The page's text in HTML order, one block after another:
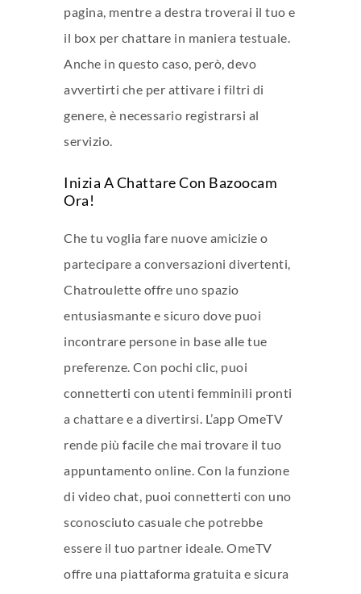
pagina, mentre a destra troverai il tuo e
il box per chattare in maniera testuale.
Anche in questo caso, però, devo
avvertirti che per attivare i filtri di
genere, è necessario registrarsi al
servizio.
Inizia A Chattare Con Bazoocam
Ora!
Che tu voglia fare nuove amicizie o
partecipare a conversazioni divertenti,
Chatroulette offre uno spazio
entusiasmante e sicuro dove puoi
incontrare persone in base alle tue
preferenze. Con pochi clic, puoi
connetterti con utenti femminili pronti
a chattare e a divertirsi. L’app OmeTV
rende più facile che mai trovare il tuo
appuntamento online. Con la funzione
di video chat, puoi connetterti con uno
sconosciuto casuale che potrebbe
essere il tuo partner ideale. OmeTV
offre una piattaforma gratuita e sicura